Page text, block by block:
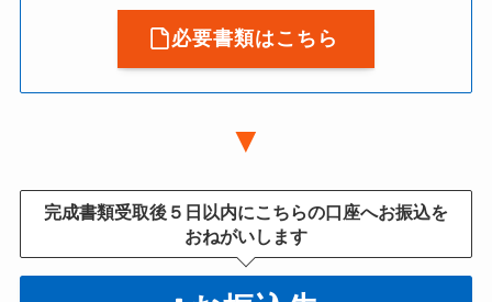
必要書類はこちら
▼
完成書類受取後５日以内にこちらの口座へお振込を
おねがいします